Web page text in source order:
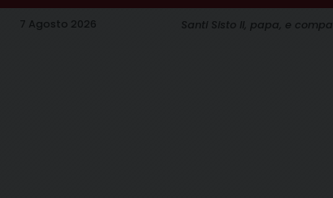
Skip
7 Agosto 2026 Santi Sisto II, papa, e